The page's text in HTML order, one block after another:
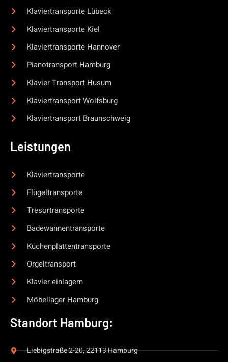
Klaviertransporte Lübeck
Klaviertransporte Kiel
Klaviertransporte Hannover
Pianotransport Hamburg
Klavier Transport Husum
Klaviertransport Wolfsburg
Klaviertransport Braunschweig
Leistungen
Klaviertransporte
Flügeltransporte
Tresortransporte
Badewannentransporte
Küchenplattentransporte
Orgeltransport
Klavier einlagern
Möbellager Hamburg
Standort Hamburg:
Liebigstraße 2-20, 22113 Hamburg